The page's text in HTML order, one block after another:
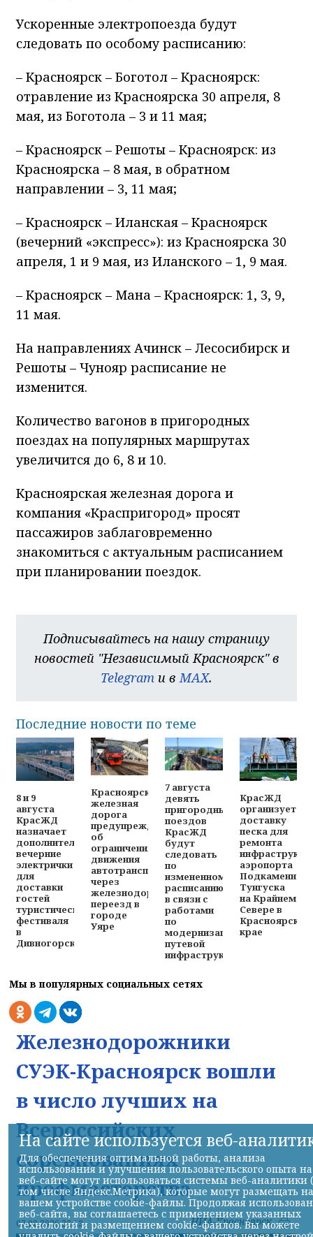
Ускоренные электропоезда будут
следовать по особому расписанию:
– Красноярск – Боготол – Красноярск:
отравление из Красноярска 30 апреля, 8
мая, из Боготола – 3 и 11 мая;
– Красноярск – Решоты – Красноярск: из
Красноярска – 8 мая, в обратном
направлении – 3, 11 мая;
– Красноярск – Иланская – Красноярск
(вечерний «экспресс»): из Красноярска 30
апреля, 1 и 9 мая, из Иланского – 1, 9 мая.
– Красноярск – Мана – Красноярск: 1, 3, 9,
11 мая.
На направлениях Ачинск – Лесосибирск и
Решоты – Чунояр расписание не
изменится.
Количество вагонов в пригородных
поездах на популярных маршрутах
увеличится до 6, 8 и 10.
Красноярская железная дорога и
компания «Краспригород» просят
пассажиров заблаговременно
знакомиться с актуальным расписанием
при планировании поездок.
Подписывайтесь на нашу страницу
новостей "Независимый Красноярск" в
Telegram и вMAX.
Последние новости по теме
8 и 9
августа
КрасЖД
назначает
дополнительные
вечерние
электрички
для
доставки
гостей
туристического
фестиваля
в
Дивногорске
Красноярская
железная
дорога
предупреждает
об
ограничениях
движения
автотранспорта
через
железнодорожный
переезд в
городе
Уяре
7 августа
девять
пригородных
поездов
КрасЖД
будут
следовать
по
измененному
расписанию
в связи с
работами
по
модернизации
путевой
инфраструктуры
КрасЖД
организует
доставку
песка для
ремонта
аэропорта
Подкаменная
Тунгуска
на Крайнем
Севере в
Красноярском
крае
Мы в популярных социальных сетях
Железнодорожники
СУЭК-Красноярск вошли
в число лучших на
Всероссийских
соревнованиях
профмастерства
07.08.2026 22:13 НИА-Красноярск
На сайте используется веб-
Для обеспечения оптимальной работы, анализа
использования и улучшения пользовательского опыта на
веб-сайте могут использоваться системы веб-аналитики
том числе Яндекс.Метрика), которые могут размещать на
вашем устройстве cookie-файлы. Продолжая
веб-сайта, вы соглашаетесь с применением указанных
технологий и размещением cookie-файлов. Вы можете